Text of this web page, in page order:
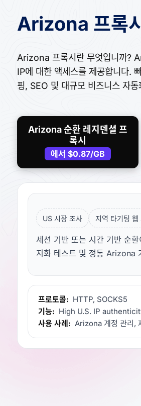
Arizona 프록
Arizona 프록시란 무엇입니까?
IP에 대한 액세스를 제공합니다.
핑, SEO 및 대규모 비즈니스 자동
Arizona 순환 레지덴셜 프
록시
에서$0.87/GB
US 시장 조사 지역 타기팅 웹
세션 기반 또는 시간 기반 순
지화 테스트 및 정통 Arizona
프로토콜: HTTP, SOCKS5
기능: High U.S. IP
사용 사례: Arizona 계정 관리,